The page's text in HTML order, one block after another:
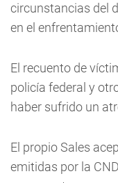
circunstancias del
en el
El recuento de
policía federal y
haber sufrido un
El propio Sales
emitidas por la